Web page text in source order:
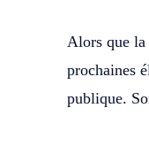
Alors que la
prochaines
publique.